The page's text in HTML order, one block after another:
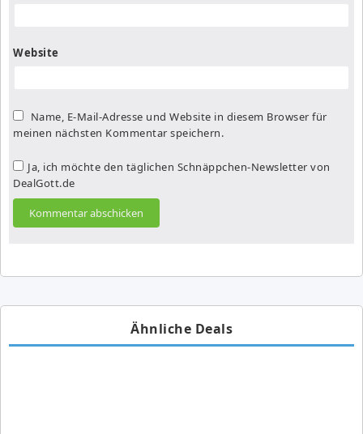
Website
Name, E-Mail-Adresse und Website in diesem Browser für
meinen nächsten Kommentar speichern.
Ja, ich möchte den täglichen Schnäppchen-Newsletter von
DealGott.de
Ähnliche Deals